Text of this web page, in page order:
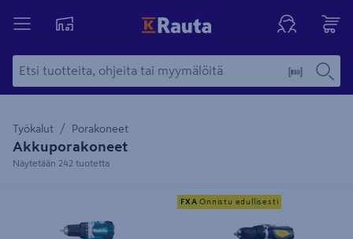
Työkalut Porakoneet
Akkuporakoneet
Näytetään 242 tuotetta
Akkuporakone FXA 18V-L XCLICK
1x2,0Ah JD6310KIT-A 13mm G2
FXA Onnistu edullisesti